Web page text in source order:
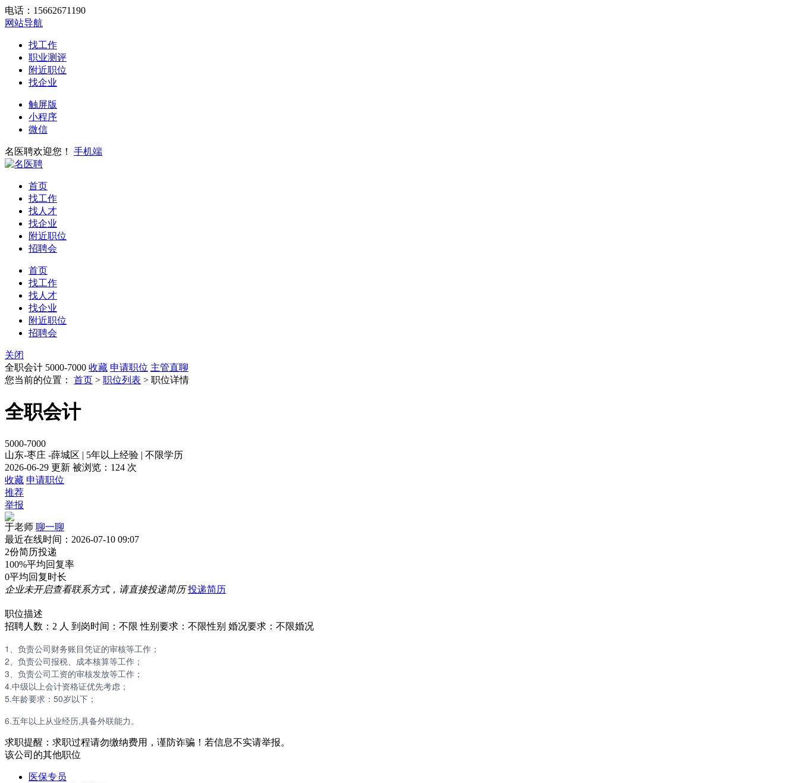
电话：15662671190
网站导航
找工作
职业测评
附近职位
找企业
触屏版
小程序
微信
名医聘欢迎您！ 手机端
首页
找工作
找人才
找企业
附近职位
招聘会
首页
找工作
找人才
找企业
附近职位
招聘会
关闭
全职会计 5000-7000 收藏 申请职位 主管直聊
您当前的位置： 首页 > 职位列表 > 职位详情
全职会计
5000-7000
山东-枣庄 -薛城区 | 5年以上经验 | 不限学历
2026-06-29 更新 被浏览： 124 次
收藏 申请职位
推荐
举报
于老师 聊一聊
最近在线时间：2026-07-10 09:07
2份简历投递
100%平均回复率
0平均回复时长
企业未开启查看联系方式，请直接投递简历 投递简历
职位描述
招聘人数：2 人 到岗时间：不限 性别要求：不限性别 婚况要求：不限婚况
1、负责公司财务账目凭证的审核等工作；
2、负责公司报税、成本核算等工作；
3、负责公司工资的审核发放等工作；
4.中级以上会计资格证优先考虑；
5.年龄要求：50岁以下；
6.五年以上从业经历,具备外联能力。
求职提醒：求职过程请勿缴纳费用，谨防诈骗！若信息不实请举报。
该公司的其他职位
医保专员